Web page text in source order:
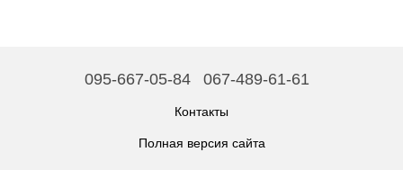
095-667-05-84 067-489-61-61
Контакты
Полная версия сайта